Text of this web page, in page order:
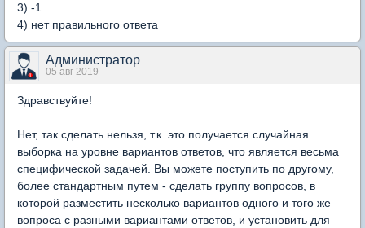
3) -1
4) нет правильного ответа
Администратор
05 авг 2019
Здравствуйте!
Нет, так сделать нельзя, т.к. это получается случайная
выборка на уровне вариантов ответов, что является весьма
специфической задачей. Вы можете поступить по другому,
более стандартным путем - сделать группу вопросов, в
которой разместить несколько вариантов одного и того же
вопроса с разными вариантами ответов, и установить для